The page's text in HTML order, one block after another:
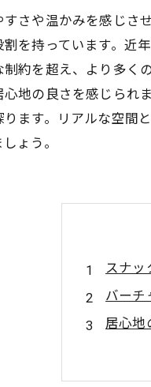
さや温かみを感じ
を持っています。近
約を超え、より多く
地の良さを感じられ
ます。リアルな空間
ょう。
スナッ
バーチ
居心地
地理
リアル